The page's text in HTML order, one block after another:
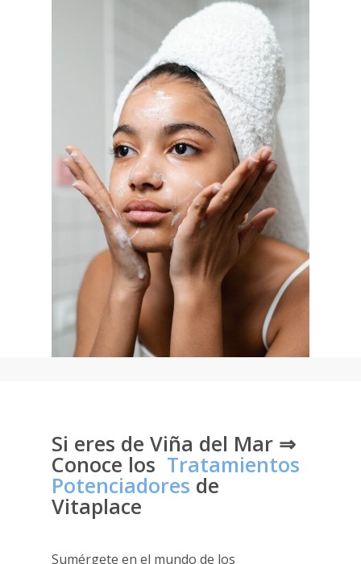
Si eres de Viña del Mar ⇒
Conoce los Tratamientos
Potenciadores de
Vitaplace
Sumérgete en el mundo de los